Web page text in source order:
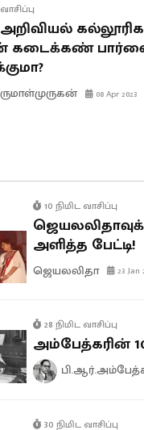
கடைக்கண்
08 Apr 2023
10 நிமிட வாசிப்பு
அளித்த பேட்டி!
ஜெயலலிதா 23 Jan
28 நிமிட வாசிப்பு
அம்பேத்கரின்
30 நிமிட வாசிப்பு